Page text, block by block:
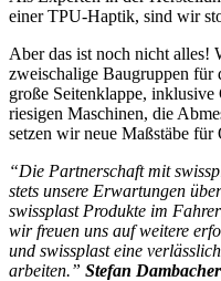
einer TPU-Haptik, sind wir
Aber das ist noch nicht alles!
zweischalige Baugruppen für
große Seitenklappe,
riesigen Maschinen, die
setzen wir neue Maßstäbe
“Die Partnerschaft mit
stets unsere Erwartungen
swissplast Produkte im
wir freuen uns auf weitere
und swissplast eine
arbeiten.” Stefan